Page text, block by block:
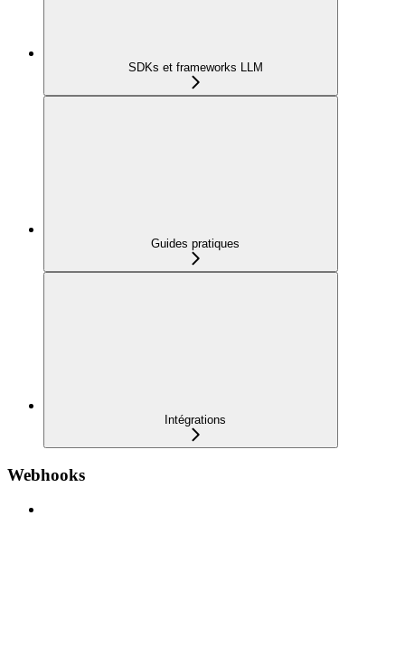
SDKs et frameworks LLM
Guides pratiques
Intégrations
Webhooks